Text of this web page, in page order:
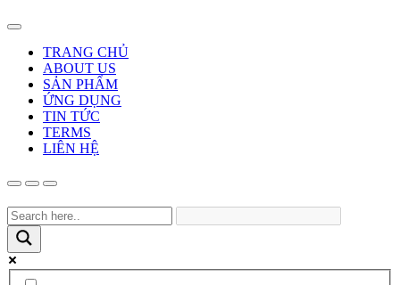
TRANG CHỦ
ABOUT US
SẢN PHẨM
ỨNG DỤNG
TIN TỨC
TERMS
LIÊN HỆ